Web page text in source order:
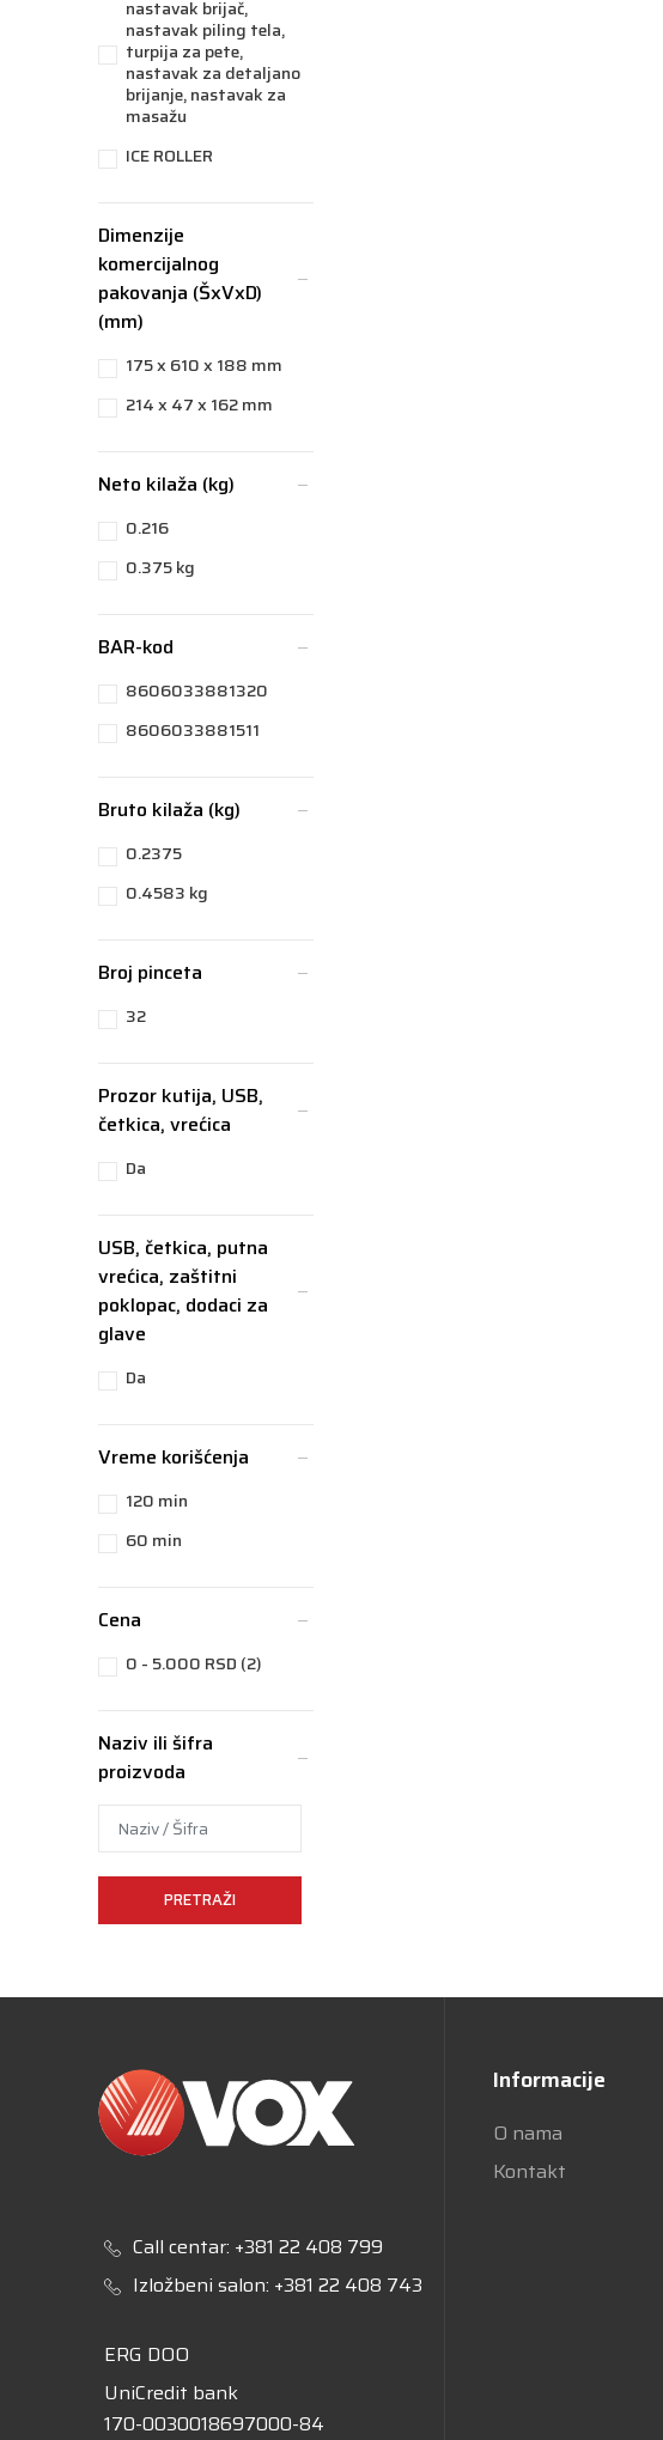
nastavak brijač,
nastavak piling tela,
turpija za pete,
nastavak za detaljano
brijanje, nastavak za
masažu
ICE ROLLER
Dimenzije
komercijalnog
pakovanja (ŠxVxD)
(mm)
175 x 610 x 188 mm
214 x 47 x 162 mm
Neto kilaža (kg)
0.216
0.375 kg
BAR-kod
8606033881320
8606033881511
Bruto kilaža (kg)
0.2375
0.4583 kg
Broj pinceta
32
Prozor kutija, USB,
četkica, vrećica
Da
USB, četkica, putna
vrećica, zaštitni
poklopac, dodaci za
glave
Da
Vreme korišćenja
120 min
60 min
Cena
0 - 5.000 RSD (2)
Naziv ili šifra
proizvoda
PRETRAŽI
Call centar: +381 22 408 799
Izložbeni salon: +381 22 408 743
ERG DOO
UniCredit bank
170-0030018697000-84
Informacije
O nama
Kontakt